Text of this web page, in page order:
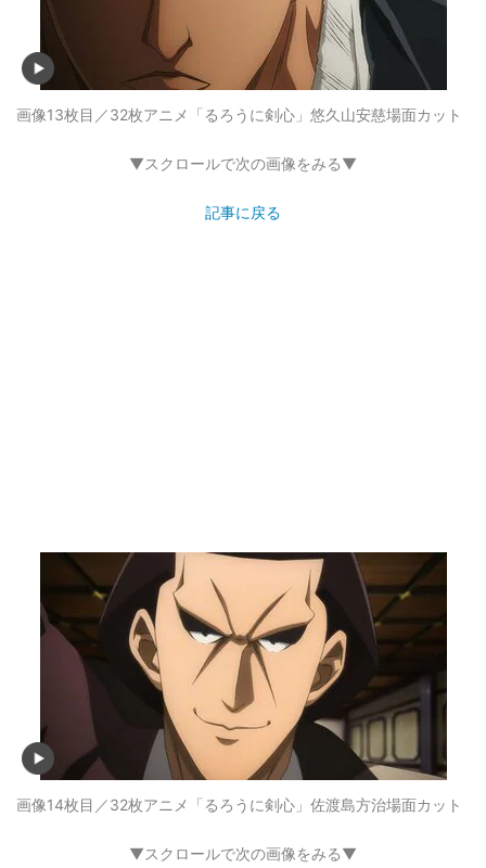
画像13枚目／32枚アニメ「るろうに剣心」悠久山安慈場面カット
▼スクロールで次の画像をみる▼
記事に戻る
画像14枚目／32枚アニメ「るろうに剣心」佐渡島方治場面カット
▼スクロールで次の画像をみる▼